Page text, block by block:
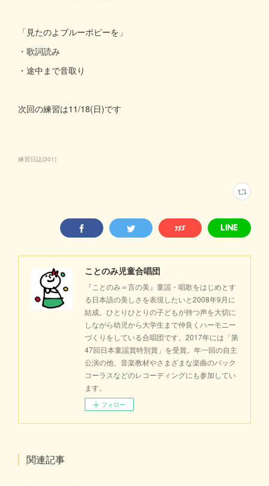
「見たのよブルーポピーを」
・歌詞読み
・途中まで音取り
次回の練習は11/18(日)です
練習日誌(301)
ことのみ児童合唱団
『ことのみ＝言の美』童謡・唱歌をはじめとす
る日本語の美しさを表現したいと2008年9月に
結成。ひとりひとりの子どもが持つ声を大切に
しながら幼児から大学生まで仲良くハーモニー
づくりをしている合唱団です。2017年には「第
47回日本童謡賞特別賞」を受賞。年一回の自主
公演の他、音楽教材やさまざまな楽曲のバック
コーラスなどのレコーディングにも参加してい
ます。
フォロー
関連記事